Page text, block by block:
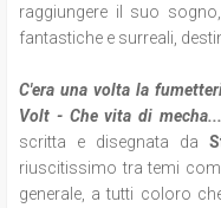
raggiungere il suo
fantastiche e surreali,
C'era una volta la
Volt - Che vita di mecha...
scritta e disegnata da
riuscitissimo tra temi
generale, a tutti coloro